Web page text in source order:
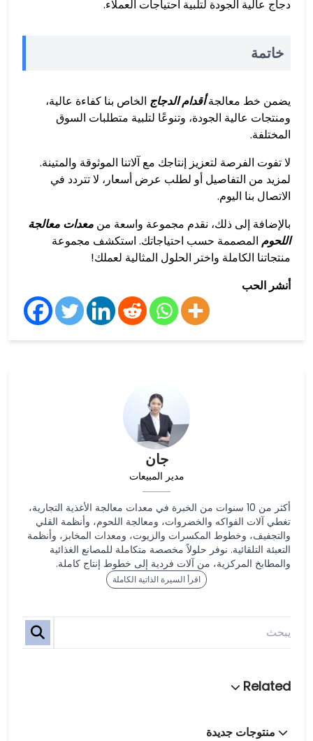
دجاج عالية الجودة لتلبية احتياجات العملاء.
خاتمة
يضمن خط معالجةأقدام الدجاج الخاص بنا كفاءة عالية،
ومنتجات عالية الجودة، وتنوعًا لتلبية متطلبات السوق
المختلفة.
لا تفوت الفرصة لتعزيز إنتاجك مع آلاتنا الموثوقة والمتينة.
لمزيد من التفاصيل أو لطلب عرض أسعار، لا تتردد في
الاتصال بنا اليوم.
بالإضافة إلى ذلك، نقدم مجموعة واسعة من معدات معالجة
اللحوم المصممة حسب احتياجاتك. استكشف مجموعة
منتجاتنا الكاملة واختر الحلول المثالية لعملك!
أنشر الحب
جان
مدير المبيعات
أكثر من 10 سنوات من الخبرة في معدات معالجة الأغذية التجارية،
تغطي آلات الفواكه والخضروات، ومعالجة اللحوم، وأنظمة القلي
والتجفيف، وخطوط المكسرات والزيوت، ومعدات المخابز، وأنظمة
التعبئة التلقائية. نوفر حلولاً مخصصة متكاملة للمصانع الغذائية
والمطابخ المركزية، من آلات فردية إلى خطوط إنتاج كاملة.
اقرأ السيرة الذاتية الكاملة
منتوجات جديدة